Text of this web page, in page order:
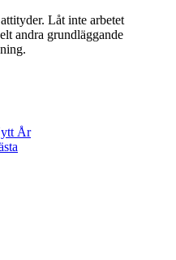
Låt inte arbetet
andra grundläggande
År